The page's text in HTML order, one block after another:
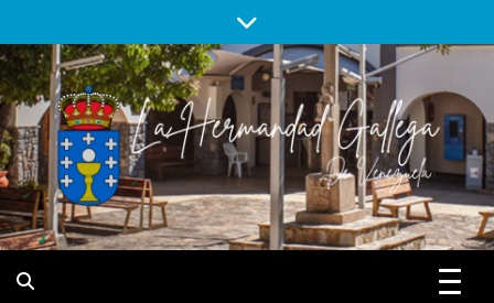
to
content
Hermandad
Hermandad Gallega de Venezuela